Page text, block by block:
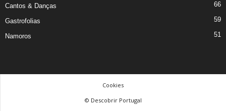
Cantos & Danças 66
Gastrofolias 59
Namoros 51
Cookies
© Descobrir Portugal